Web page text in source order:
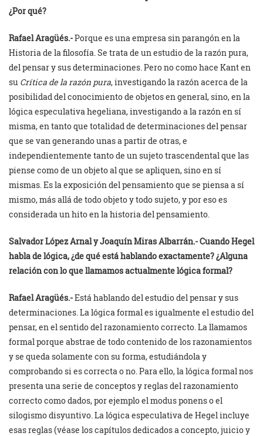
¿Por qué?
Rafael Aragüés.-Porque es una empresa sin parangón en la
Historia de la filosofía. Se trata de un estudio de la razón pura,
del pensar y sus determinaciones. Pero no como hace Kant en
su Crítica de la razón pura, investigando la razón acerca de la
posibilidad del conocimiento de objetos en general, sino, en la
lógica especulativa hegeliana, investigando a la razón en sí
misma, en tanto que totalidad de determinaciones del pensar
que se van generando unas a partir de otras, e
independientemente tanto de un sujeto trascendental que las
piense como de un objeto al que se apliquen, sino en sí
mismas. Es la exposición del pensamiento que se piensa a sí
mismo, más allá de todo objeto y todo sujeto, y por eso es
considerada un hito en la historia del pensamiento.
Salvador López Arnal yJoaquín Miras Albarrán.- Cuando Hegel
habla de lógica, ¿de qué está hablando exactamente? ¿Alguna
relación con lo que llamamos actualmente lógica formal?
Rafael Aragüés.-Está hablando del estudio del pensar y sus
determinaciones. La lógica formal es igualmente el estudio del
pensar, en el sentido del razonamiento correcto. La llamamos
formal porque abstrae de todo contenido de los razonamientos
y se queda solamente con su forma, estudiándola y
comprobando si es correcta o no. Para ello, la lógica formal nos
presenta una serie de conceptos y reglas del razonamiento
correcto como dados, por ejemplo el modus ponens o el
silogismo disyuntivo. La lógica especulativa de Hegel incluye
esas reglas (véase los capítulos dedicados a concepto, juicio y